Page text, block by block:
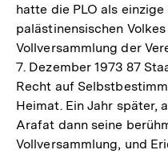
hatte die PLO als
palästinensischen
Vollversammlung der
7. Dezember 1973 87
Recht auf
Heimat. Ein Jahr später,
Arafat dann seine
Vollversammlung, und